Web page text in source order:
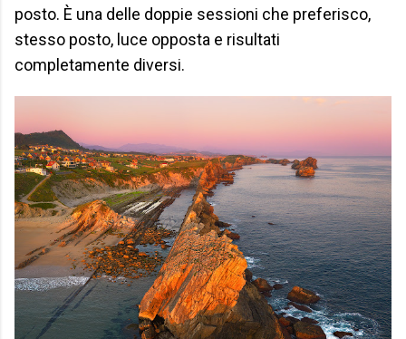
posto. È una delle doppie sessioni che preferisco,
stesso posto, luce opposta e risultati
completamente diversi.